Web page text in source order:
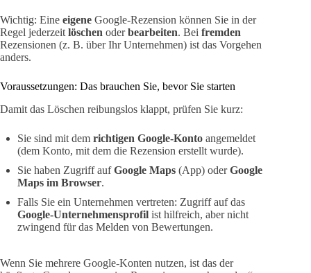
Wichtig: Eine eigene Google-Rezension können Sie in der
Regel jederzeit löschen oderbearbeiten. Bei fremden
Rezensionen (z. B. über Ihr Unternehmen) ist das Vorgehen
anders.
Voraussetzungen: Das brauchen Sie, bevor Sie starten
Damit das Löschen reibungslos klappt, prüfen Sie kurz:
Sie sind mit dem richtigen Google-Konto angemeldet
(dem Konto, mit dem die Rezension erstellt wurde).
Sie haben Zugriff aufGoogle Maps (App) oderGoogle
Maps im Browser.
Falls Sie ein Unternehmen vertreten: Zugriff auf das
Google-Unternehmensprofil ist hilfreich, aber nicht
zwingend für das Melden von Bewertungen.
Wenn Sie mehrere Google-Konten nutzen, ist das der